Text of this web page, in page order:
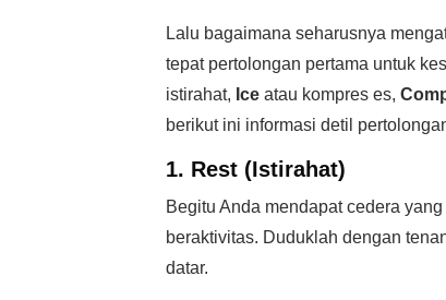
Lalu bagaimana seharusnya
tepat pertolongan pertama untuk
istirahat, Ice atau kompres es,
berikut ini informasi detil
1. Rest (Istirahat)
Begitu Anda mendapat cedera
beraktivitas. Duduklah dengan
datar.